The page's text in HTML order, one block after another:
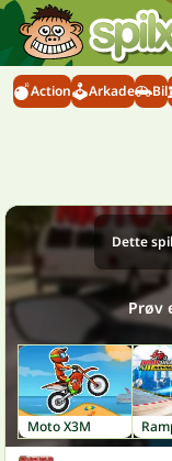
Action Arkade Bil
Dette
Prøv
Moto X3M